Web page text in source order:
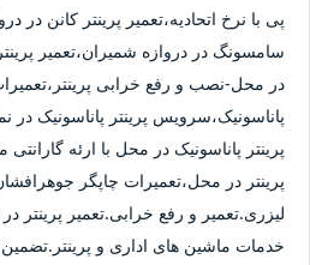
پی با نرخ اتحادیه،تعمیر پرینتر کانن در
سامسونگ در دروازه شمیران،تعمیر
در محل-نصب و رفع خرابی
پاناسونیک،سرویس پرینتر پاناسونیک در
پرینتر پاناسونیک در محل با ارئه
پرینتر در محل،تعمیرات چاپگر
لیزری.تعمیر و رفع خرابی.تعمیر پرینتر
خدمات ماشین های اداری و